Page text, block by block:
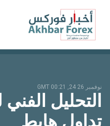
نوفمبر 26 24, 00:21 GMT
التحليل
تداول هابط